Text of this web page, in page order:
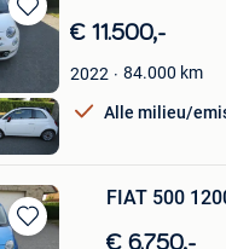
Bewaren
in
Mijn
Favorieten
€ 11.500,-
2022 84.000 km
Alle milieu/
Bewaren
FIAT 500
€ 6.750,-